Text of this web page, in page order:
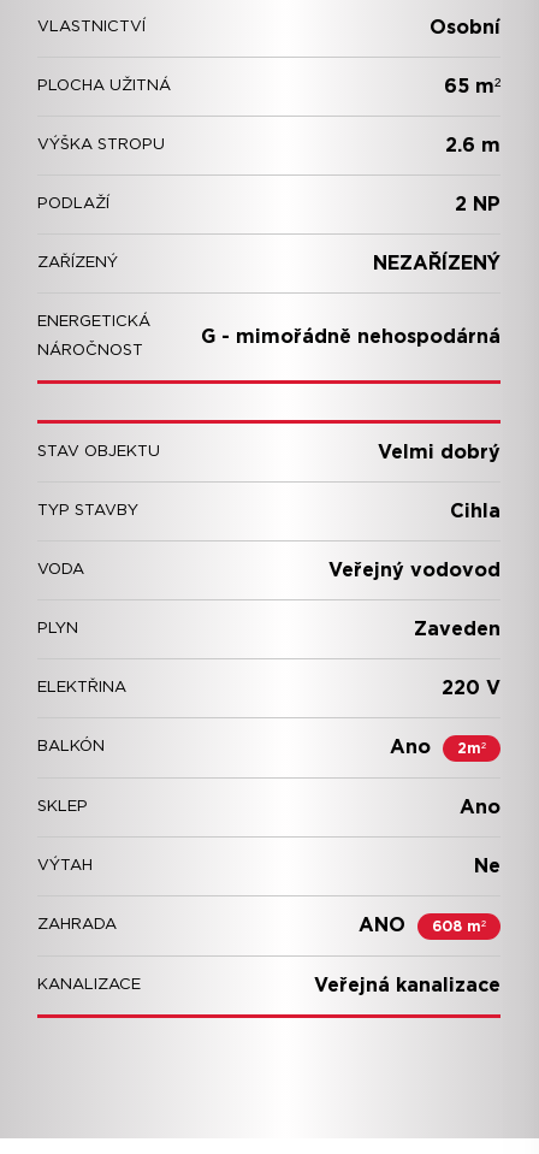
VLASTNICTVÍ Osobní
PLOCHA UŽITNÁ 65 m²
VÝŠKA STROPU 2.6 m
PODLAŽÍ 2 NP
ZAŘÍZENÝ NEZAŘÍZENÝ
ENERGETICKÁ
NÁROČNOST
G - mimořádně nehospodárná
STAV OBJEKTU Velmi dobrý
TYP STAVBY Cihla
VODA Veřejný vodovod
PLYN Zaveden
ELEKTŘINA 220 V
BALKÓN Ano 2m²
SKLEP Ano
VÝTAH Ne
ZAHRADA ANO 608 m²
KANALIZACE Veřejná kanalizace